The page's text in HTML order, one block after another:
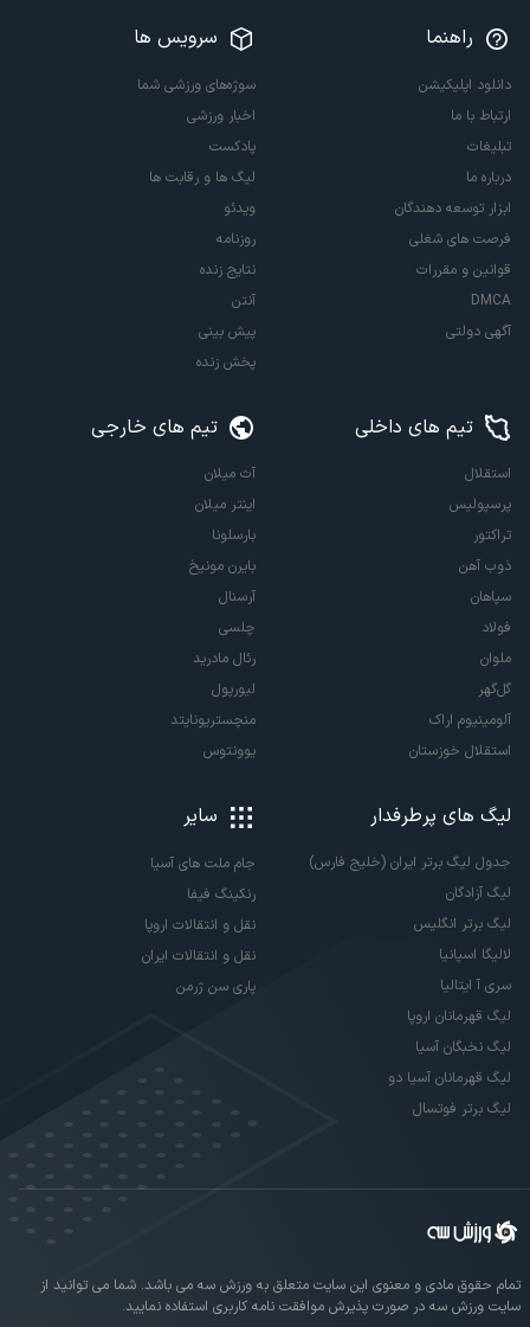
راهنما
دانلود اپلیکیشن
ارتباط با ما
تبلیغات
درباره ما
ابزار توسعه دهندگان
فرصت های شغلی
قوانین و مقررات
DMCA
آگهی دولتی
سرویس ها
سوژه‌های ورزشی شما
اخبار ورزشی
پادکست
لیگ ها و رقابت ها
ویدئو
روزنامه
نتایج زنده
آنتن
پیش بینی
پخش زنده
تیم های داخلی
استقلال
پرسپولیس
تراکتور
ذوب آهن
سپاهان
فولاد
ملوان
گل‌گهر
آلومینیوم اراک
استقلال خوزستان
تیم های خارجی
آث میلان
اینتر میلان
بارسلونا
بایرن مونیخ
آرسنال
چلسی
رئال مادرید
لیورپول
منچستریونایتد
یوونتوس
لیگ های پرطرفدار
جدول لیگ برتر ایران (خلیج فارس)
لیگ آزادگان
لیگ برتر انگلیس
لالیگا اسپانیا
سری آ ایتالیا
لیگ قهرمانان اروپا
لیگ نخبگان آسیا
لیگ قهرمانان آسیا دو
لیگ برتر فوتسال
سایر
جام ملت های آسیا
رنکینگ فیفا
نقل و انتقالات اروپا
نقل و انتقالات ایران
پاری سن ژرمن
تمام حقوق مادی و معنوی این سایت متعلق به ورزش سه می باشد. شما می توانید از
سایت ورزش سه در صورت پذیرش موافقت نامه کاربری استفاده نمایید.